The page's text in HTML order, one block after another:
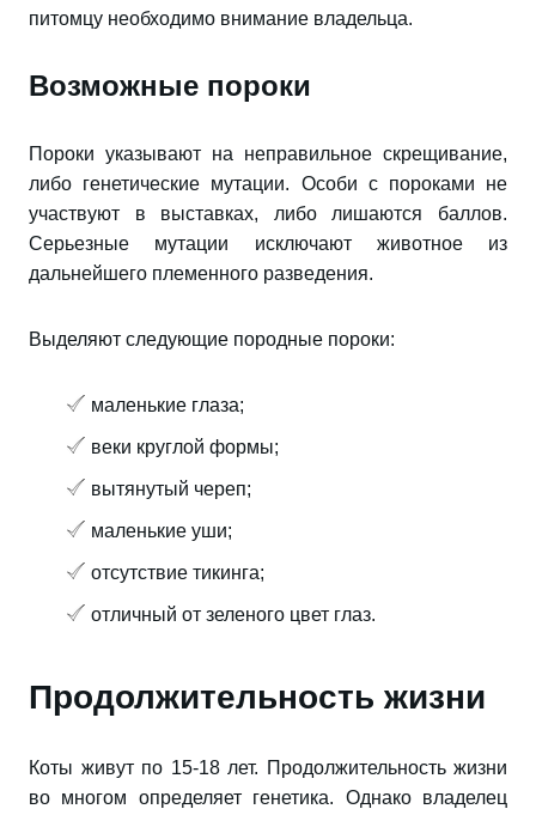
питомцу необходимо внимание владельца.
Возможные пороки
Пороки указывают на неправильное скрещивание,
либо генетические мутации. Особи с пороками не
участвуют в выставках, либо лишаются баллов.
Серьезные мутации исключают животное из
дальнейшего племенного разведения.
Выделяют следующие породные пороки:
маленькие глаза;
веки круглой формы;
вытянутый череп;
маленькие уши;
отсутствие тикинга;
отличный от зеленого цвет глаз.
Продолжительность жизни
Коты живут по 15-18 лет. Продолжительность жизни
во многом определяет генетика. Однако владелец